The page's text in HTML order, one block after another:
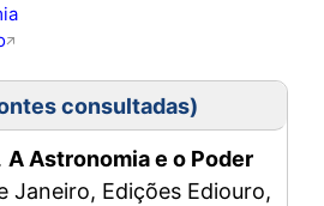
consultadas)
A Astronomia e o Poder
Janeiro, Edições Ediouro,